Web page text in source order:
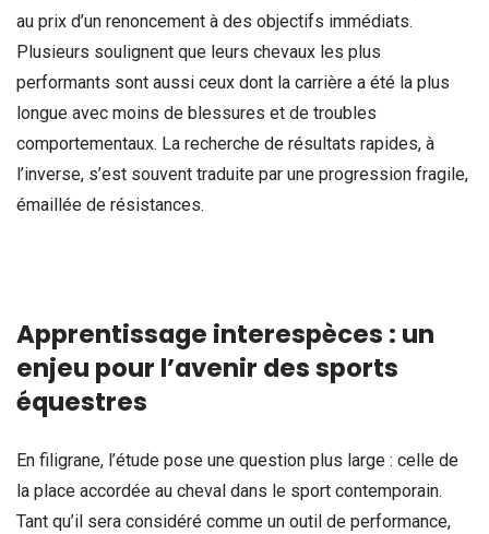
au prix d’un renoncement à des objectifs immédiats.
Plusieurs soulignent que leurs chevaux les plus
performants sont aussi ceux dont la carrière a été la plus
longue avec moins de blessures et de troubles
comportementaux. La recherche de résultats rapides, à
l’inverse, s’est souvent traduite par une progression fragile,
émaillée de résistances.
Apprentissage interespèces : un
enjeu pour l’avenir des sports
équestres
En filigrane, l’étude pose une question plus large : celle de
la place accordée au cheval dans le sport contemporain.
Tant qu’il sera considéré comme un outil de performance,